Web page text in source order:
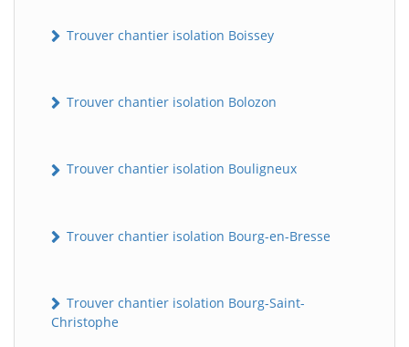
Trouver chantier isolation Boissey
Trouver chantier isolation Bolozon
Trouver chantier isolation Bouligneux
Trouver chantier isolation Bourg-en-Bresse
Trouver chantier isolation Bourg-Saint-
Christophe